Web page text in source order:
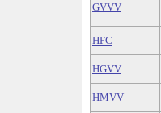
GVVV
HFC
HGVV
HMVV